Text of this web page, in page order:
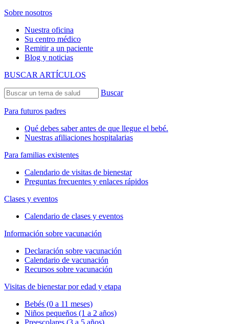
Sobre nosotros
Nuestra oficina
Su centro médico
Remitir a un paciente
Blog y noticias
BUSCAR ARTÍCULOS
Buscar
Para futuros padres
Qué debes saber antes de que llegue el bebé.
Nuestras afiliaciones hospitalarias
Para familias existentes
Calendario de visitas de bienestar
Preguntas frecuentes y enlaces rápidos
Clases y eventos
Calendario de clases y eventos
Información sobre vacunación
Declaración sobre vacunación
Calendario de vacunación
Recursos sobre vacunación
Visitas de bienestar por edad y etapa
Bebés (0 a 11 meses)
Niños pequeños (1 a 2 años)
Preescolares (3 a 5 años)